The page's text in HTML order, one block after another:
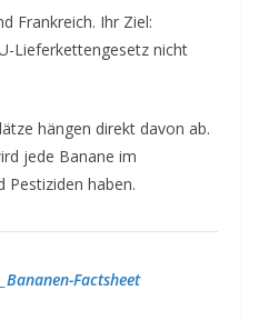
Frankreich. Ihr Ziel:
Lieferkettengesetz nicht
hängen direkt davon ab.
jede Banane im
Pestiziden haben.
Factsheet